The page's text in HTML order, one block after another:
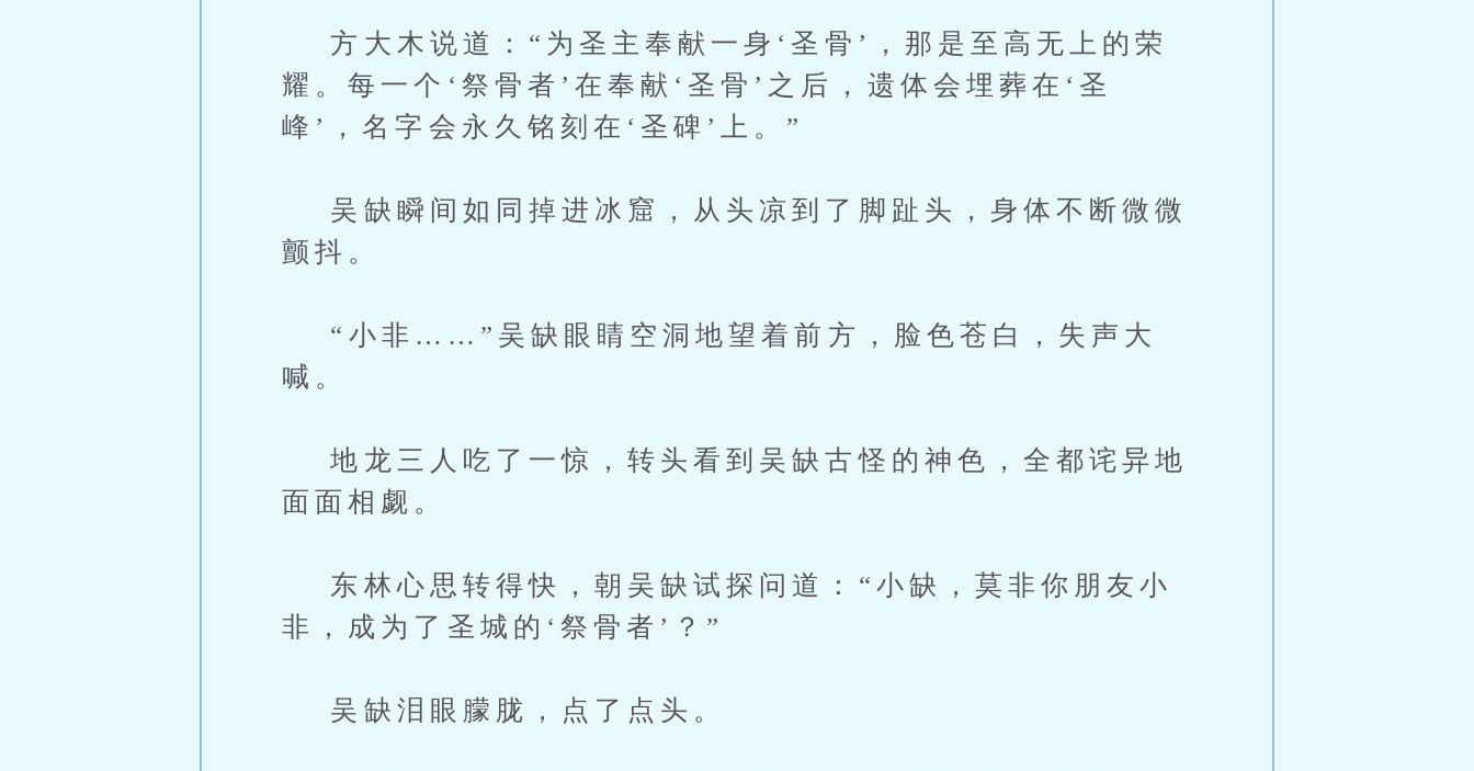
方大木说道：“为圣主奉献一身‘圣骨’，那是至高无上的荣
耀。每一个‘祭骨者’在奉献‘圣骨’之后，遗体会埋葬在‘圣
峰’，名字会永久铭刻在‘圣碑’上。”
吴缺瞬间如同掉进冰窟，从头凉到了脚趾头，身体不断微微
颤抖。
“小非……”吴缺眼睛空洞地望着前方，脸色苍白，失声大
喊。
地龙三人吃了一惊，转头看到吴缺古怪的神色，全都诧异地
面面相觑。
东林心思转得快，朝吴缺试探问道：“小缺，莫非你朋友小
非，成为了圣城的‘祭骨者’？”
吴缺泪眼朦胧，点了点头。